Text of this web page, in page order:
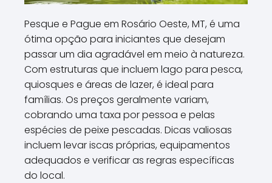
Pesque e Pague em Rosário Oeste, MT, é uma
ótima opção para iniciantes que desejam
passar um dia agradável em meio à natureza.
Com estruturas que incluem lago para pesca,
quiosques e áreas de lazer, é ideal para
famílias. Os preços geralmente variam,
cobrando uma taxa por pessoa e pelas
espécies de peixe pescadas. Dicas valiosas
incluem levar iscas próprias, equipamentos
adequados e verificar as regras específicas
do local.